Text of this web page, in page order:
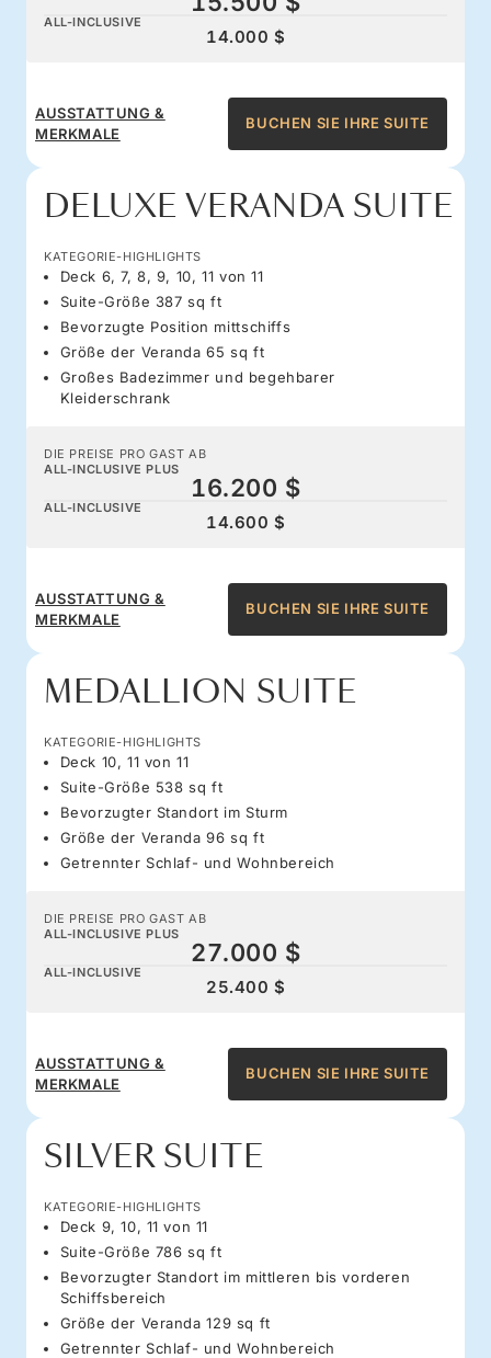
ALL-INCLUSIVE
14.000 $
AUSSTATTUNG &
MERKMALE
BUCHEN SIE IHRE SUITE
DELUXE VERANDA SUITE
KATEGORIE-HIGHLIGHTS
Deck 6, 7, 8, 9, 10, 11 von 11
Suite-Größe 387 sq ft
Bevorzugte Position mittschiffs
Größe der Veranda 65 sq ft
Großes Badezimmer und begehbarer
Kleiderschrank
DIE PREISE PRO GAST AB
ALL-INCLUSIVE PLUS
16.200 $
ALL-INCLUSIVE
14.600 $
AUSSTATTUNG &
MERKMALE
BUCHEN SIE IHRE SUITE
MEDALLION SUITE
KATEGORIE-HIGHLIGHTS
Deck 10, 11 von 11
Suite-Größe 538 sq ft
Bevorzugter Standort im Sturm
Größe der Veranda 96 sq ft
Getrennter Schlaf- und Wohnbereich
DIE PREISE PRO GAST AB
ALL-INCLUSIVE PLUS
27.000 $
ALL-INCLUSIVE
25.400 $
AUSSTATTUNG &
MERKMALE
BUCHEN SIE IHRE SUITE
SILVER SUITE
KATEGORIE-HIGHLIGHTS
Deck 9, 10, 11 von 11
Suite-Größe 786 sq ft
Bevorzugter Standort im mittleren bis vorderen
Schiffsbereich
Größe der Veranda 129 sq ft
Getrennter Schlaf- und Wohnbereich